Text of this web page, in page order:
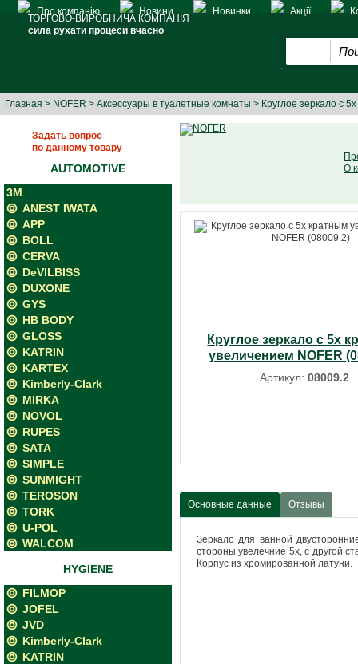
Про компанію Новини Новинки Акції
ТОРГОВО-ВИРОБНИЧА КОМПАНІЯ
сила рухати процеси вчасно
Главная > NOFER > Аксессуары в туалетные комнаты > Круглое зеркало с
Задать вопрос
по данному товару
AUTOMOTIVE
3M
ANEST IWATA
APP
BOLL
CERVA
DeVILBISS
DUXONE
GYS
HB BODY
GLOSS
KATRIN
KARTEX
Kimberly-Clark
MIRKA
NOVOL
RUPES
SATA
SIMPLE
SUNMIGHT
TEROSON
TORK
U-POL
WALCOM
HYGIENE
FILMOP
JOFEL
JVD
Kimberly-Clark
KATRIN
О
Круглое зеркало с 5х
увеличением NOFER
Артикул: 08009.2
Основные данные Отзывы
Зеркало для ванной
стороны увелечние 5х, с другой
Корпус из хромированной латуни.